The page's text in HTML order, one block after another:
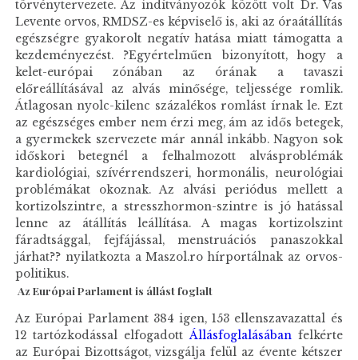
törvénytervezete. Az indítványozók között volt Dr. Vas
Levente orvos, RMDSZ-es képviselő is, aki az óraátállítás
egészségre gyakorolt negatív hatása miatt támogatta a
kezdeményezést. ?Egyértelműen bizonyított, hogy a
kelet-európai zónában az órának a tavaszi
előreállításával az alvás minősége, teljessége romlik.
Átlagosan nyolc-kilenc százalékos romlást írnak le. Ezt
az egészséges ember nem érzi meg, ám az idős betegek,
a gyermekek szervezete már annál inkább. Nagyon sok
időskori betegnél a felhalmozott alvásproblémák
kardiológiai, szívérrendszeri, hormonális, neurológiai
problémákat okoznak. Az alvási periódus mellett a
kortizolszintre, a stresszhormon-szintre is jó hatással
lenne az átállítás leállítása. A magas kortizolszint
fáradtsággal, fejfájással, menstruációs panaszokkal
járhat?? nyilatkozta a Maszol.ro hírportálnak az orvos-
politikus.
Az Európai Parlament is állást foglalt
Az Európai Parlament 384 igen, 153 ellenszavazattal és
12 tartózkodással elfogadottÁllásfoglalásábanfelkérte
az Európai Bizottságot, vizsgálja felül az évente kétszer